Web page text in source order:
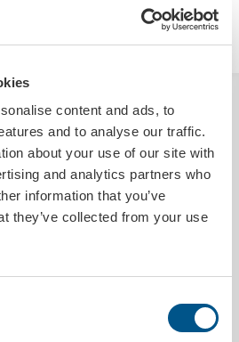
content and ads, to
and to analyse our traffic.
about your use of our site with
and analytics partners who
information that you’ve
they’ve collected from your use
Formacs speciellt utvecklade
är idealisk för att effektivt skydda
mot oönskade repor och skador.
ovanpå instegen, vilket minskar risken
går in och ur bilen, samt skyddar mot
erbjuder överlägset skydd jämfört
diskreta design gör att den är